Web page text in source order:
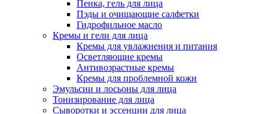
Пенка, гель для лица
Пэды и очищающие салфетки
Гидрофильное масло
Кремы и гели для лица
Кремы для увлажнения и питания
Осветляющие кремы
Антивозрастные кремы
Кремы для проблемной кожи
Эмульсии и лосьоны для лица
Тонизирование для лица
Сыворотки и эссенции для лица